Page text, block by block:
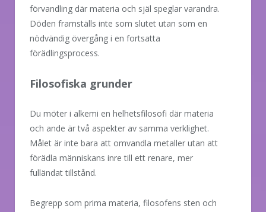
förvandling där materia och själ speglar varandra.
Döden framställs inte som slutet utan som en
nödvändig övergång i en fortsatta
förädlingsprocess.
Filosofiska grunder
Du möter i alkemi en helhetsfilosofi där materia
och ande är två aspekter av samma verklighet.
Målet är inte bara att omvandla metaller utan att
förädla människans inre till ett renare, mer
fulländat tillstånd.
Begrepp som prima materia, filosofens sten och